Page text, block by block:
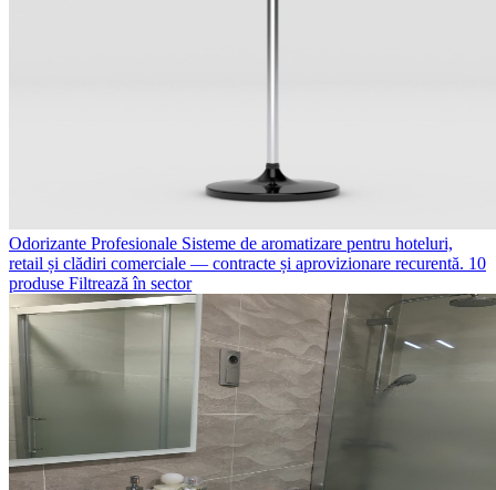
Odorizante Profesionale Sisteme de aromatizare pentru hoteluri,
retail și clădiri comerciale — contracte și aprovizionare recurentă. 10
produse Filtrează în sector